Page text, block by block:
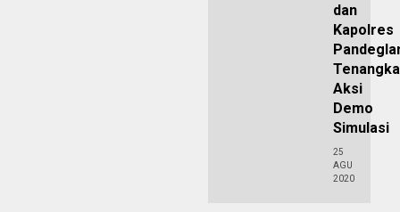
dan
Kapolres
Aksi
Demo
Simulasi
25
AGU
2020